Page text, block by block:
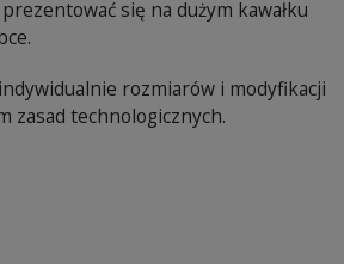
się na dużym kawałku
rozmiarów i modyfikacji
zasad technologicznych.